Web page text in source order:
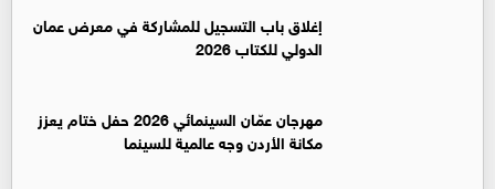
إغلاق باب التسجيل للمشاركة في معرض عمان
الدولي للكتاب 2026
مهرجان عمّان السينمائي 2026 حفل ختام يعزز
مكانة الأردن وجه عالمية للسينما